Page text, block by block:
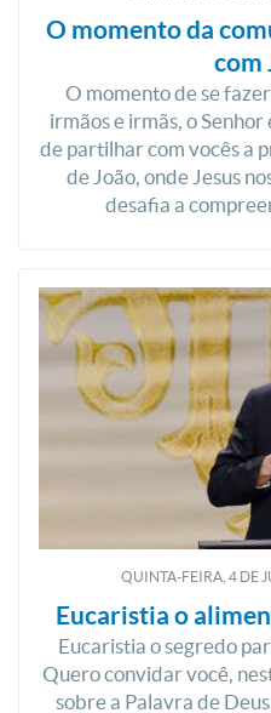
O momento da
com
O momento de se
irmãos e irmãs, o
de partilhar com vocês a
de João, onde Jesus
desafia a
QUINTA-FEIRA, 4 DE
Eucaristia o
Eucaristia o segredo
Quero convidar você,
sobre a Palavra de